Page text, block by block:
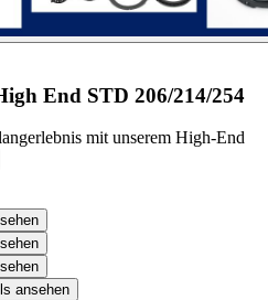
End STD 206/214/254
mit unserem High-End
ansehen